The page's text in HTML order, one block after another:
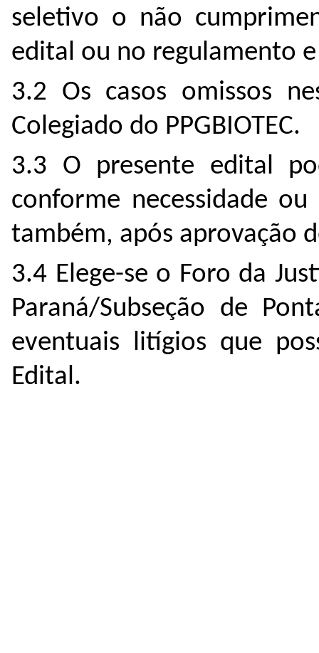
seletivo o não
edital ou no regulamento e
3.2 Os casos omissos
Colegiado do PPGBIOTEC.
3.3 O presente edital
conforme necessidade
também, após aprovação
3.4 Elege-se o Foro da
Paraná/Subseção de
eventuais litígios que
Edital.